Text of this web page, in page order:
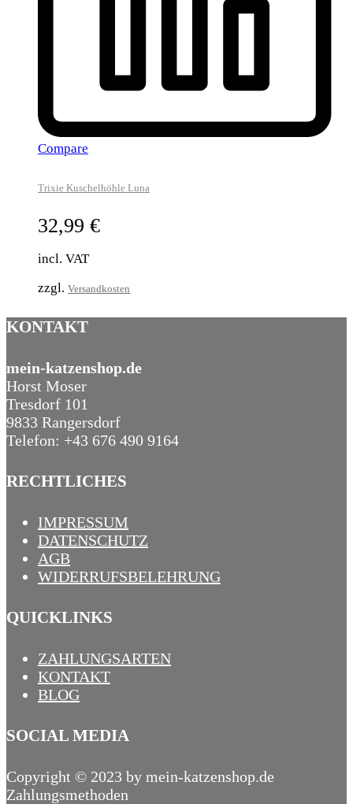
Compare
Trixie Kuschelhöhle Luna
32,99 €
incl. VAT
zzgl. Versandkosten
KONTAKT
mein-katzenshop.de
Horst Moser
Tresdorf 101
9833 Rangersdorf
Telefon: +43 676 490 9164
RECHTLICHES
IMPRESSUM
DATENSCHUTZ
AGB
WIDERRUFSBELEHRUNG
QUICKLINKS
ZAHLUNGSARTEN
KONTAKT
BLOG
SOCIAL MEDIA
Copyright © 2023 by mein-katzenshop.de
Zahlungsmethoden